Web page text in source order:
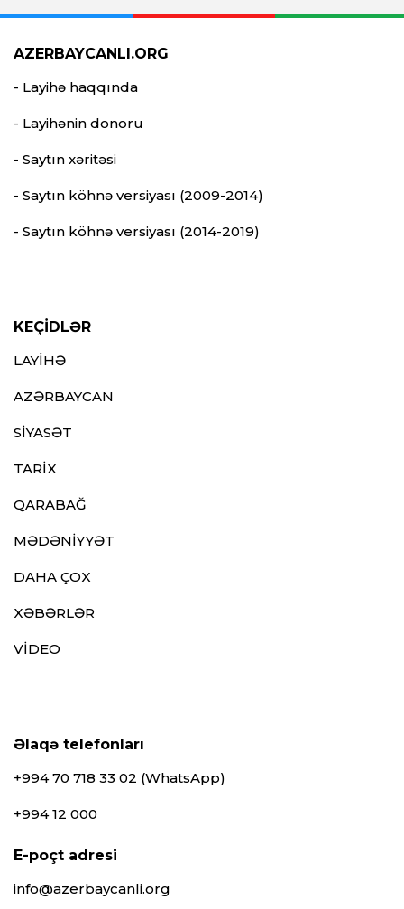
AZERBAYCANLI.ORG
- Layihə haqqında
- Layihənin donoru
- Saytın xəritəsi
- Saytın köhnə versiyası (2009-2014)
- Saytın köhnə versiyası (2014-2019)
KEÇİDLƏR
LAYİHƏ
AZƏRBAYCAN
SİYASƏT
TARİX
QARABAĞ
MƏDƏNİYYƏT
DAHA ÇOX
XƏBƏRLƏR
VİDEO
Əlaqə telefonları
+994 70 718 33 02 (WhatsApp)
+994 12 000
E-poçt adresi
info@azerbaycanli.org